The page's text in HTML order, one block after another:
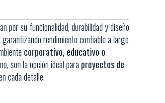
por su funcionalidad, durabilidad y diseño
garantizando rendimiento confiable a largo
corporativo, educativo o
son la opción ideal para proyectos de
cada detalle.